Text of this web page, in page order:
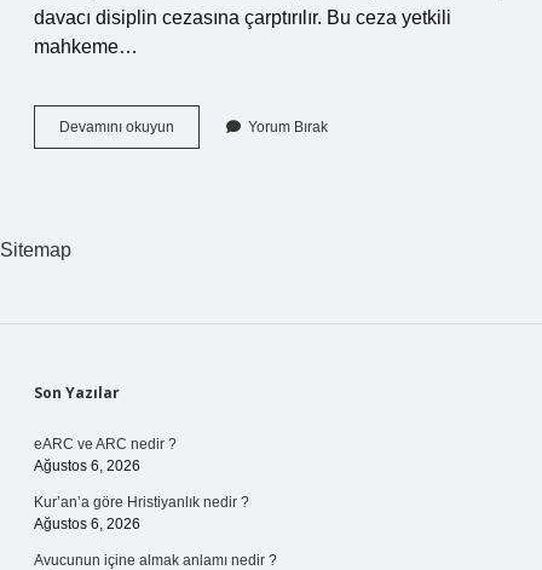
davacı disiplin cezasına çarptırılır. Bu ceza yetkili
mahkeme…
Devamını okuyun
Hangi
Yorum Bırak
Sitemap
Sidebar
Son Yazılar
eARC ve ARC nedir ?
Ağustos 6, 2026
Kur’an’a göre Hristiyanlık nedir ?
Ağustos 6, 2026
Avucunun içine almak anlamı nedir ?